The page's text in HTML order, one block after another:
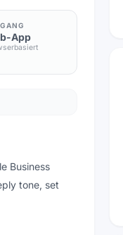
App
Business
tone, set